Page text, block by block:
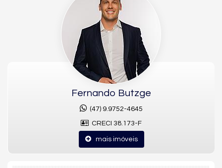
à cozinha, com sacada técnica e churrasqueira, além de área
de serviço. Os móveis planejados, o acabamento em gesso, o
piso porcelanato, o aquecimento de água e o ar-condicionado
completam o padrão do imóvel.
O San Marco conta com portão eletrônico, câmeras de
segurança, quiosque externo, elevador, salão de festas,
espaço fitness, sauna, piscina, piscina infantil, box de praia,
entrada para banhistas, hall decorado e mobiliado, gás central,
medidores individuais e acessibilidade para PNE.
Pronto para morar, com condições de financiamento bancário
ou direto, este apartamento mobiliado de 3 suítes no San Marco
está à venda por R$ 2.150.000,00, no Centro de Balneário
Fernando Butzge
(47) 9.9752-4645
CRECI 38.173-F
mais imóveis